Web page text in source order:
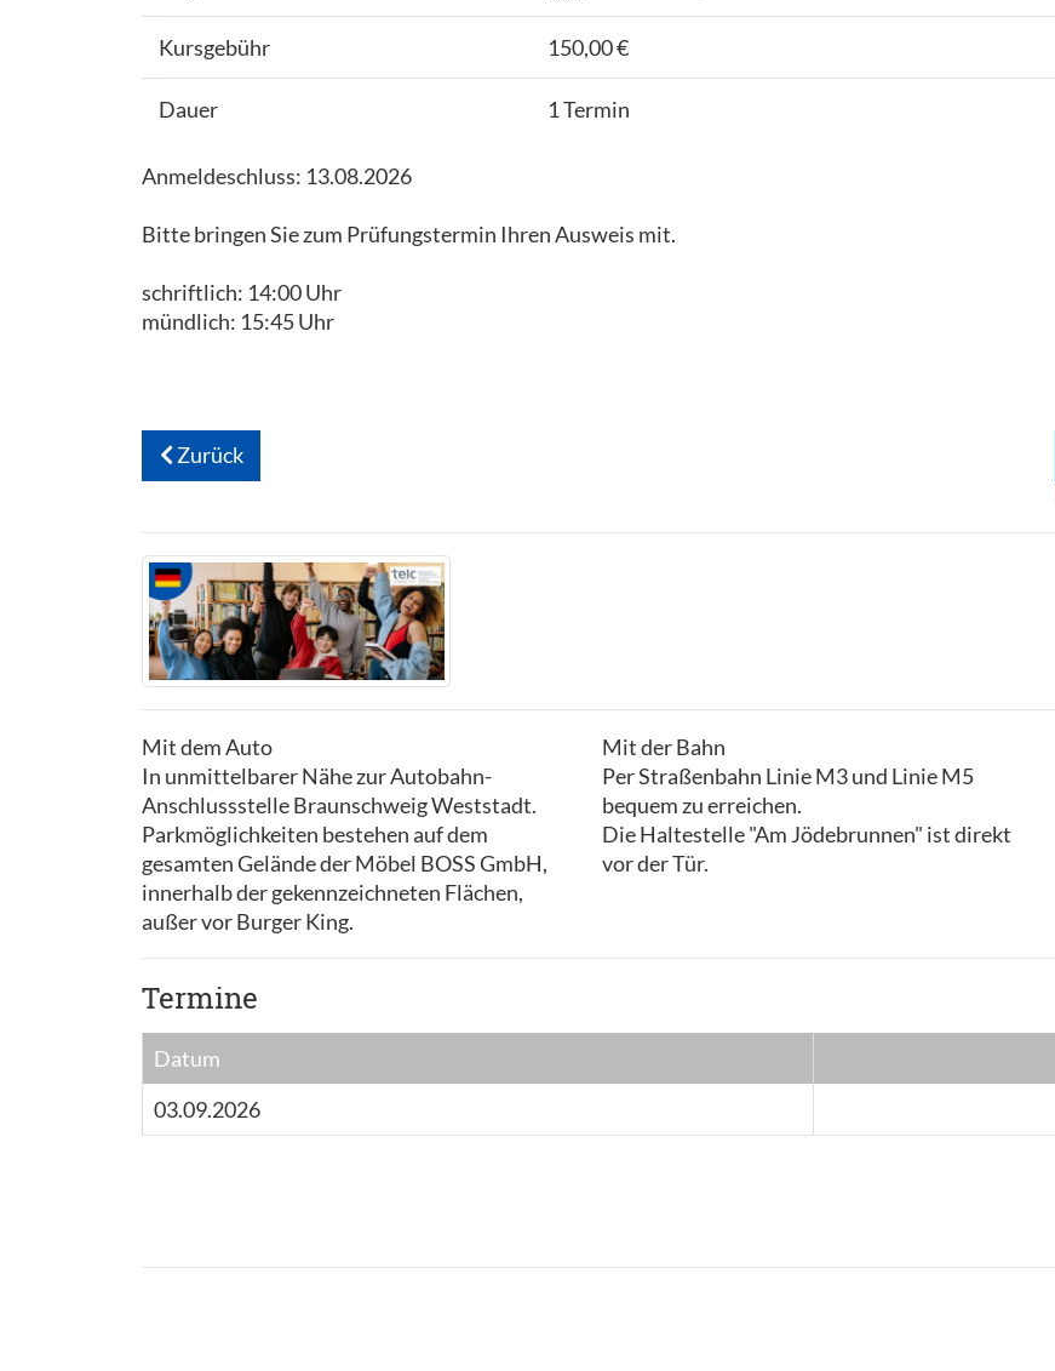
Kursgebühr 150,00 €
Dauer 1 Termin
Anmeldeschluss: 13.08.2026
Bitte bringen Sie zum Prüfungstermin Ihren Ausweis mit.
schriftlich: 14:00 Uhr
mündlich: 15:45 Uhr
Zurück
Mit dem Auto
In unmittelbarer Nähe zur Autobahn-
Anschlussstelle Braunschweig Weststadt.
Parkmöglichkeiten bestehen auf dem
gesamten Gelände der Möbel BOSS GmbH,
innerhalb der gekennzeichneten Flächen,
außer vor Burger King.
Mit der Bahn
Per Straßenbahn Linie M3 und Linie M5
bequem zu erreichen.
Die Haltestelle "Am Jödebrunnen" ist direkt
vor der Tür.
Termine
Datum
03.09.2026